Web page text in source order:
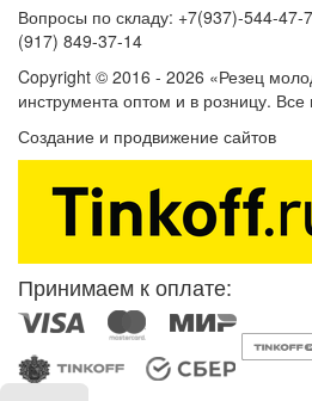
Вопросы по складу: +7(937)-544-
(917) 849-37-14
Copyright © 2016 - 2026 «Резец
инструмента оптом и в розницу.
Создание и продвижение сайтов
Принимаем к оплате: